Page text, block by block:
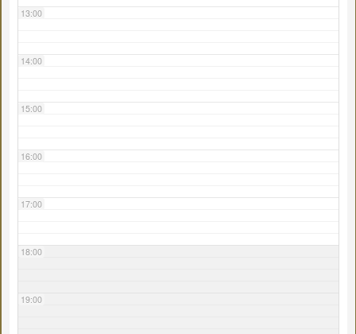
13:00
14:00
15:00
16:00
17:00
18:00
19:00